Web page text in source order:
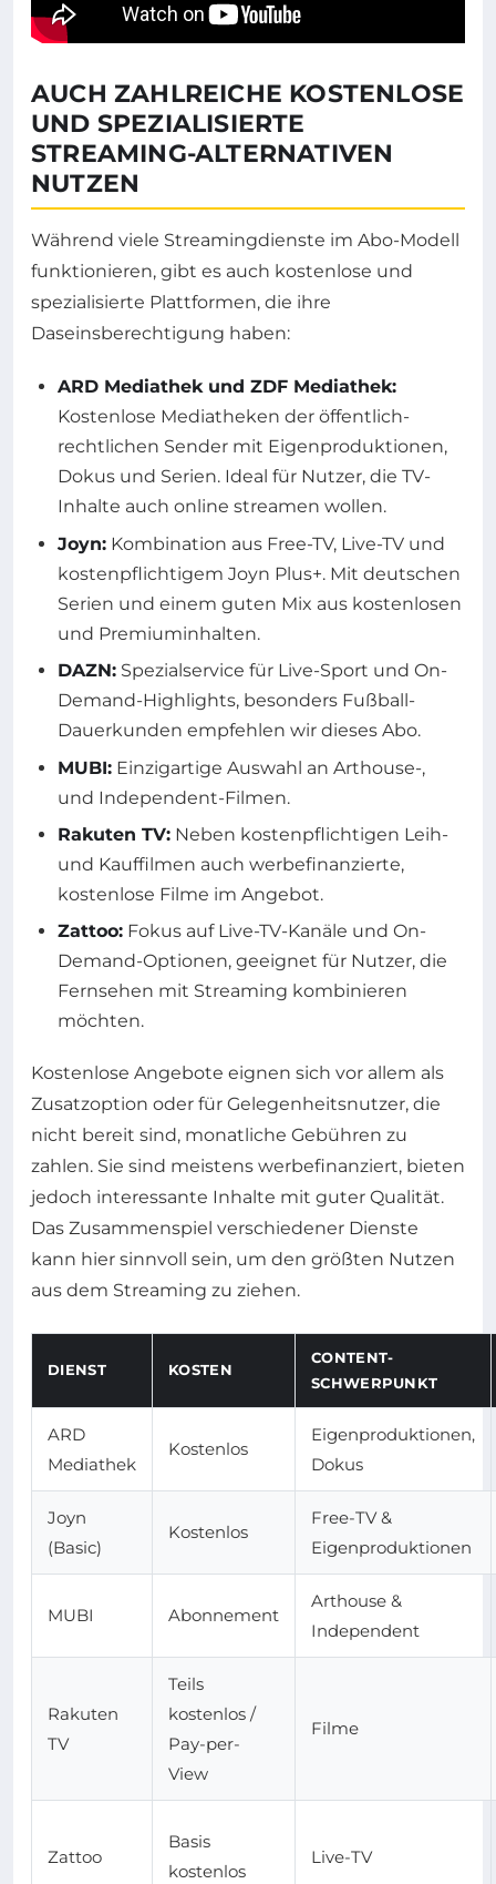
AUCH ZAHLREICHE KOSTENLOSE
UND SPEZIALISIERTE
STREAMING-ALTERNATIVEN
NUTZEN
Während viele Streamingdienste im Abo-Modell
funktionieren, gibt es auch kostenlose und
spezialisierte Plattformen, die ihre
Daseinsberechtigung haben:
ARD Mediathek und ZDF Mediathek:
Kostenlose Mediatheken der öffentlich-
rechtlichen Sender mit Eigenproduktionen,
Dokus und Serien. Ideal für Nutzer, die TV-
Inhalte auch online streamen wollen.
Joyn: Kombination aus Free-TV, Live-TV und
kostenpflichtigem Joyn Plus+. Mit deutschen
Serien und einem guten Mix aus kostenlosen
und Premiuminhalten.
DAZN: Spezialservice für Live-Sport und On-
Demand-Highlights, besonders Fußball-
Dauerkunden empfehlen wir dieses Abo.
MUBI: Einzigartige Auswahl an Arthouse-,
und Independent-Filmen.
Rakuten TV: Neben kostenpflichtigen Leih-
und Kauffilmen auch werbefinanzierte,
kostenlose Filme im Angebot.
Zattoo: Fokus auf Live-TV-Kanäle und On-
Demand-Optionen, geeignet für Nutzer, die
Fernsehen mit Streaming kombinieren
möchten.
Kostenlose Angebote eignen sich vor allem als
Zusatzoption oder für Gelegenheitsnutzer, die
nicht bereit sind, monatliche Gebühren zu
zahlen. Sie sind meistens werbefinanziert, bieten
jedoch interessante Inhalte mit guter Qualität.
Das Zusammenspiel verschiedener Dienste
kann hier sinnvoll sein, um den größten Nutzen
aus dem Streaming zu ziehen.
DIENST KOSTEN
CONTENT-
SCHWERPUNKT
ARD
Mediathek
Kostenlos
Eigenproduktionen,
Dokus
Joyn
(Basic)
Kostenlos
Free-TV &
Eigenproduktionen
MUBI Abonnement
Arthouse &
Independent
Rakuten
TV
Teils
kostenlos /
Pay-per-
View
Filme
Zattoo
Basis
kostenlos
Live-TV